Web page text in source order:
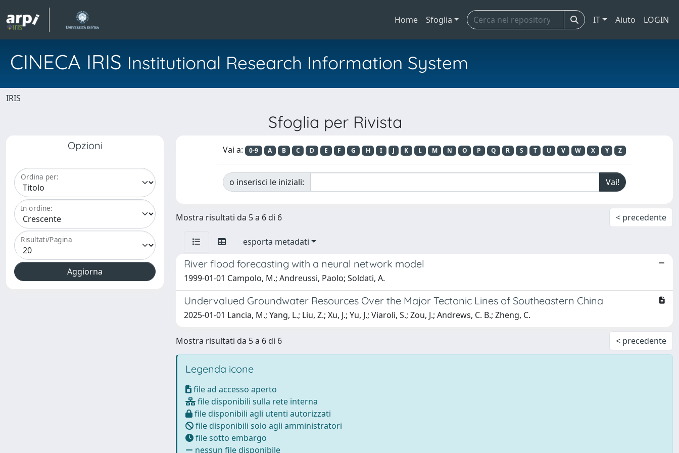
Home Sfoglia IT Aiuto LOGIN
CINECA IRIS Institutional Research Information System
IRIS
Sfoglia per Rivista
Opzioni
Ordina per:
In ordine:
Risultati/Pagina
Vai a: 0-9 A B C D E F G H I J K L M N O P Q R S T U V W X Y Z
o inserisci le iniziali:
Mostra risultati da 5 a 6 di 6 < precedente
esporta metadati
River flood forecasting with a neural network model
1999-01-01 Campolo, M.; Andreussi, Paolo; Soldati, A.
Undervalued Groundwater Resources Over the Major Tectonic Lines of Southeastern China
2025-01-01 Lancia, M.; Yang, L.; Liu, Z.; Xu, J.; Yu, J.; Viaroli, S.; Zou, J.; Andrews, C. B.; Zheng, C.
Mostra risultati da 5 a 6 di 6 < precedente
Legenda icone
file ad accesso aperto
file disponibili sulla rete interna
file disponibili agli utenti autorizzati
file disponibili solo agli amministratori
file sotto embargo
nessun file disponibile